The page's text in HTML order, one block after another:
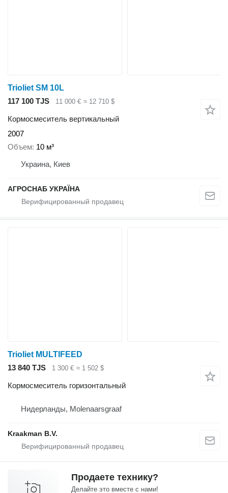
Trioliet SM 10L
117 100 TJS
11 000 € ≈ 12 710 $
Кормосмеситель вертикальный
2007
Объем 10 м³
Украина, Киев
АГРОСНАБ УКРАЇНА
Trioliet MULTIFEED
13 840 TJS
1 300 € ≈ 1 502 $
Кормосмеситель горизонтальный
Нидерланды, Molenaarsgraaf
Kraakman B.V.
Продаете технику?
Делайте это вместе с нами!